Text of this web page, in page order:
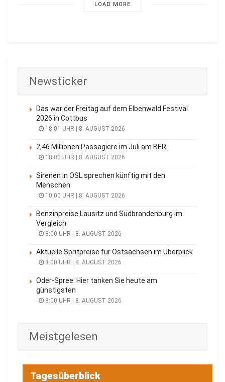
LOAD MORE
Newsticker
Das war der Freitag auf dem Elbenwald Festival
2026 in Cottbus
18:01 UHR | 8. AUGUST 2026
2,46 Millionen Passagiere im Juli am BER
18:00 UHR | 8. AUGUST 2026
Sirenen in OSL sprechen künftig mit den
Menschen
10:00 UHR | 8. AUGUST 2026
Benzinpreise Lausitz und Südbrandenburg im
Vergleich
8:00 UHR | 8. AUGUST 2026
Aktuelle Spritpreise für Ostsachsen im Überblick
8:00 UHR | 8. AUGUST 2026
Oder-Spree: Hier tanken Sie heute am
günstigsten
8:00 UHR | 8. AUGUST 2026
Meistgelesen
Tagesüberblick